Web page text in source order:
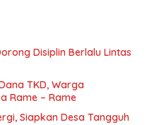
Disiplin Berlalu Lintas
TKD, Warga
Rame – Rame
Siapkan Desa Tangguh